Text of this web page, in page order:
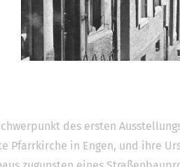
des ersten
Pfarrkirche in Engen, und ihre